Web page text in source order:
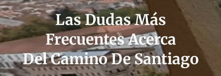
Las Dudas Más
Frecuentes Acerca
Del Camino De Santiago